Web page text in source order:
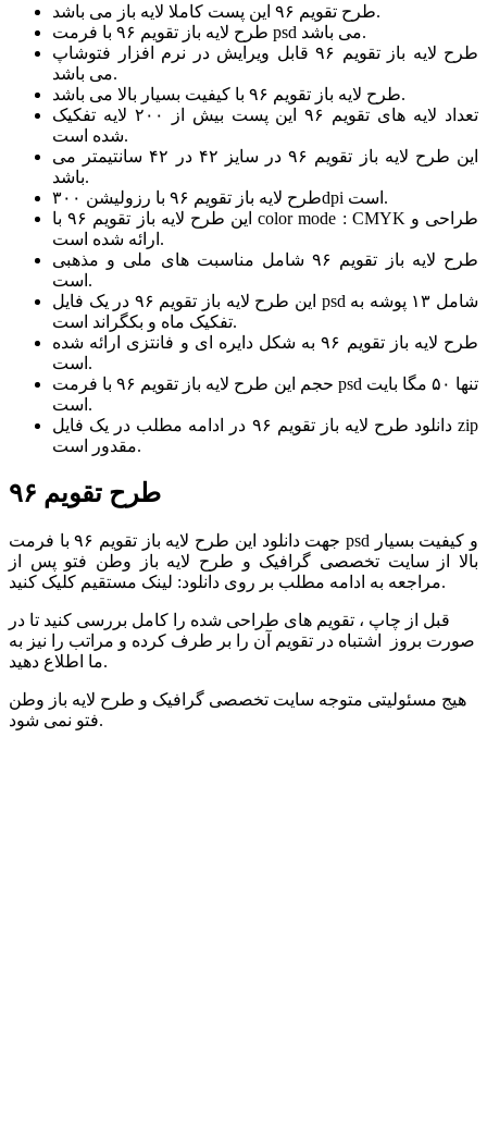
طرح تقویم ۹۶ این پست کاملا لایه باز می باشد.
طرح لایه باز تقویم ۹۶ با فرمت psd می باشد.
طرح لایه باز تقویم ۹۶ قابل ویرایش در نرم افزار فتوشاپ
می باشد.
طرح لایه باز تقویم ۹۶ با کیفیت بسیار بالا می باشد.
تعداد لایه های تقویم ۹۶ این پست بیش از ۲۰۰ لایه تفکیک
شده است.
این طرح لایه باز تقویم ۹۶ در سایز ۴۲ در ۴۲ سانتیمتر می
باشد.
طرح لایه باز تقویم ۹۶ با رزولیشن ۳۰۰dpi است.
این طرح لایه باز تقویم ۹۶ با color mode : CMYK طراحی و
ارائه شده است.
طرح لایه باز تقویم ۹۶ شامل مناسبت های ملی و مذهبی
است.
این طرح لایه باز تقویم ۹۶ در یک فایل psd شامل ۱۳ پوشه به
تفکیک ماه و بکگراند است.
طرح لایه باز تقویم ۹۶ به شکل دایره ای و فانتزی ارائه شده
است.
حجم این طرح لایه باز تقویم ۹۶ با فرمت psd تنها ۵۰ مگا بایت
است.
دانلود طرح لایه باز تقویم ۹۶ در ادامه مطلب در یک فایل zip
مقدور است.
طرح تقویم ۹۶
جهت دانلود این طرح لایه باز تقویم ۹۶ با فرمت psd و کیفیت بسیار
بالا از سایت تخصصی گرافیک و طرح لایه باز وطن فتو پس از
مراجعه به ادامه مطلب بر روی دانلود: لینک مستقیم کلیک کنید.
قبل از چاپ ، تقویم های طراحی شده را کامل بررسی کنید تا در
صورت بروز اشتباه در تقویم آن را بر طرف کرده و مراتب را نیز به
ما اطلاع دهید.
هیج مسئولیتی متوجه سایت تخصصی گرافیک و طرح لایه باز وطن
فتو نمی شود.